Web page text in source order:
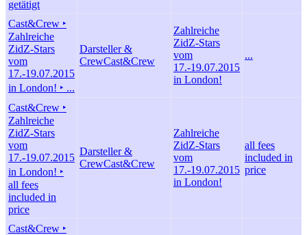
getätigt
Cast&Crew ‣
Zahlreiche
ZidZ-Stars
vom
17.-19.07.2015
in London! ‣ ...
Darsteller &
CrewCast&Crew
Zahlreiche
ZidZ-Stars
vom
17.-19.07.2015
in London!
...
Cast&Crew ‣
Zahlreiche
ZidZ-Stars
vom
17.-19.07.2015
in London! ‣
all fees
included in
price
Darsteller &
CrewCast&Crew
Zahlreiche
ZidZ-Stars
vom
17.-19.07.2015
in London!
all fees
included in
price
Cast&Crew ‣